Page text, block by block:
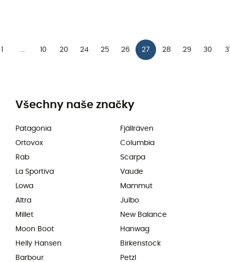
1 10 20 24 25 26 27 28 29 30
Všechny naše značky
Patagonia
Ortovox
Rab
La Sportiva
Lowa
Altra
Millet
Moon Boot
Helly Hansen
Barbour
Fjällräven
Columbia
Scarpa
Vaude
Mammut
Julbo
New Balance
Hanwag
Birkenstock
Petzl